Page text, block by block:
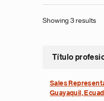
Showing 3 results
Título
Sales
Guayaquil,